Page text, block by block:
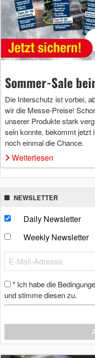
Sommer-Sale
Die Interschutz ist vorbei,
wir die Messe-Preise!
unserer Produkte stark
sein konnte, bekommt jetzt
noch einmal die Chance.
Weiterlesen
NEWSLETTER
Daily Newsletter
Weekly Newsletter
* Ich habe die
und stimme diesen zu.